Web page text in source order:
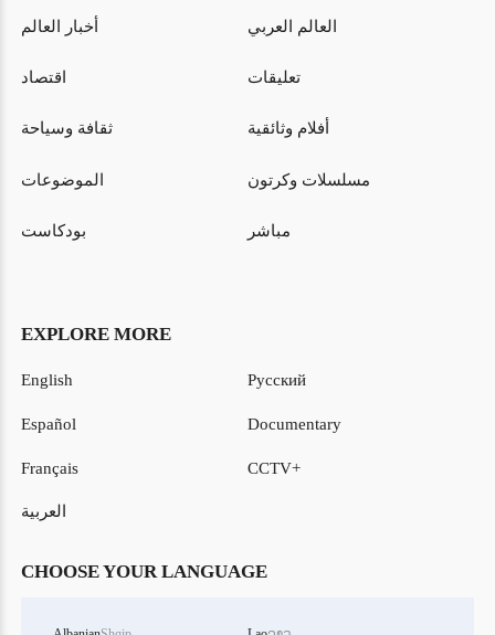
أخبار العالم العالم العربي
اقتصاد تعليقات
ثقافة وسياحة أفلام وثائقية
الموضوعات مسلسلات وكرتون
بودكاست مباشر
EXPLORE MORE
English
Español
Français
العربية
Русский
Documentary
CCTV+
CHOOSE YOUR LANGUAGE